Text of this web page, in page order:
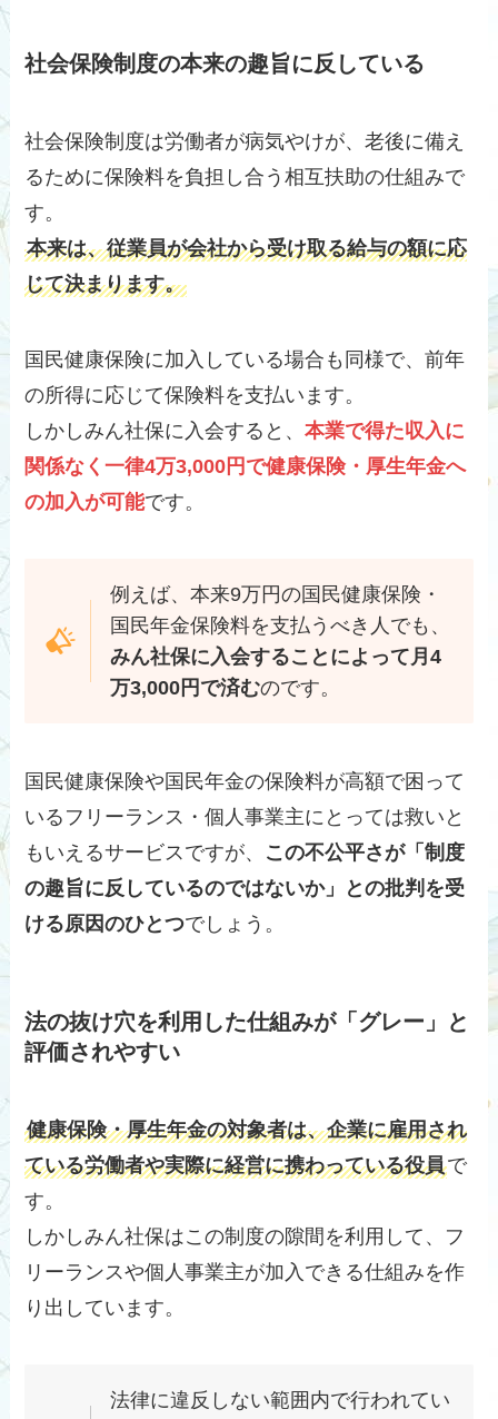
社会保険制度の本来の趣旨に反している
社会保険制度は労働者が病気やけが、老後に備え
るために保険料を負担し合う相互扶助の仕組みで
す。
本来は、従業員が会社から受け取る給与の額に応
じて決まります。
国民健康保険に加入している場合も同様で、前年
の所得に応じて保険料を支払います。
しかしみん社保に入会すると、本業で得た収入に
関係なく一律4万3,000円で健康保険・厚生年金へ
の加入が可能です。
例えば、本来9万円の国民健康保険・
国民年金保険料を支払うべき人でも、
みん社保に入会することによって月4
万3,000円で済むのです。
国民健康保険や国民年金の保険料が高額で困って
いるフリーランス・個人事業主にとっては救いと
もいえるサービスですが、 この不公平さが「制度
の趣旨に反しているのではないか」との批判を受
ける原因のひとつでしょう。
法の抜け穴を利用した仕組みが「グレー」と
評価されやすい
健康保険・厚生年金の対象者は、企業に雇用され
ている労働者や実際に経営に携わっている役員で
す。
しかしみん社保はこの制度の隙間を利用して、フ
リーランスや個人事業主が加入できる仕組みを作
り出しています。
法律に違反しない範囲内で行われてい